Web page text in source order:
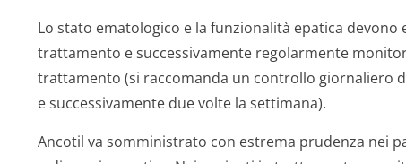
Lo stato ematologico e la funzionalità epatica devono
trattamento e successivamente regolarmente
trattamento (si raccomanda un controllo giornaliero
e successivamente due volte la settimana).
Ancotil va somministrato con estrema prudenza nei